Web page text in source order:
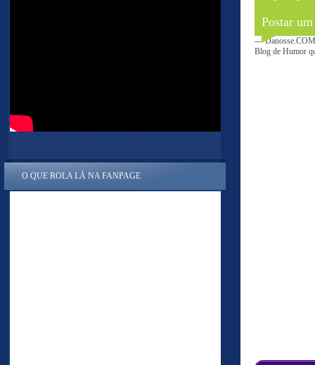
Postar
---
Blog de Humor
O QUE ROLA LÁ NA FANPAGE